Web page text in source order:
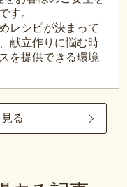
す。
レシピが決まって
献立作りに悩む時
を提供できる環境
る